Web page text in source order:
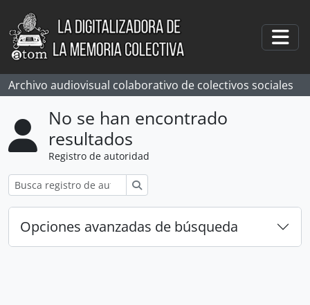
Skip to main content
Archivo audiovisual colaborativo de colectivos sociales
No se han encontrado
resultados
Registro de autoridad
Opciones avanzadas de búsqueda